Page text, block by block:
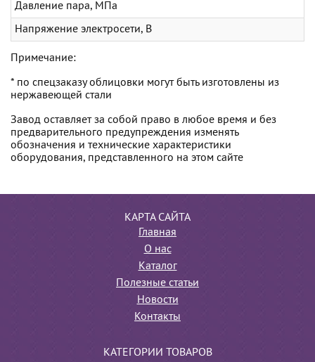
Давление пара, МПа
Напряжение электросети, В
Примечание:
* по спецзаказу облицовки могут быть изготовлены из
нержавеющей стали
Завод оставляет за собой право в любое время и без
предварительного предупреждения изменять
обозначения и технические характеристики
оборудования, представленного на этом сайте
КАРТА САЙТА
Главная
О нас
Каталог
Полезные статьи
Новости
Контакты
КАТЕГОРИИ ТОВАРОВ